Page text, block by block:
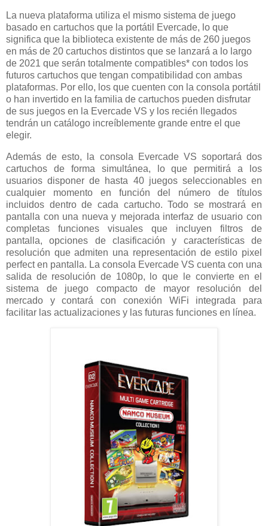
La nueva plataforma utiliza el mismo sistema de juego
basado en cartuchos que la portátil Evercade, lo que
significa que la biblioteca existente de más de 260 juegos
en más de 20 cartuchos distintos que se lanzará a lo largo
de 2021 que serán totalmente compatibles* con todos los
futuros cartuchos que tengan compatibilidad con ambas
plataformas. Por ello, los que cuenten con la consola portátil
o han invertido en la familia de cartuchos pueden disfrutar
de sus juegos en la Evercade VS y los recién llegados
tendrán un catálogo increíblemente grande entre el que
elegir.
Además de esto, la consola Evercade VS soportará dos
cartuchos de forma simultánea, lo que permitirá a los
usuarios disponer de hasta 40 juegos seleccionables en
cualquier momento en función del número de títulos
incluidos dentro de cada cartucho. Todo se mostrará en
pantalla con una nueva y mejorada interfaz de usuario con
completas funciones visuales que incluyen filtros de
pantalla, opciones de clasificación y características de
resolución que admiten una representación de estilo pixel
perfect en pantalla. La consola Evercade VS cuenta con una
salida de resolución de 1080p, lo que le convierte en el
sistema de juego compacto de mayor resolución del
mercado y contará con conexión WiFi integrada para
facilitar las actualizaciones y las futuras funciones en línea.